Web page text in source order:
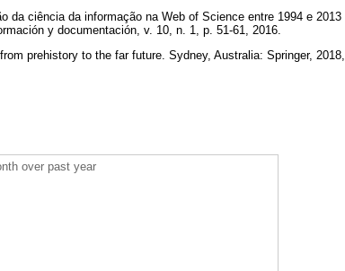
da ciência da informação na Web of Science entre 1994 e 2013
y documentación, v. 10, n. 1, p. 51-61, 2016.
prehistory to the far future. Sydney, Australia: Springer, 2018,
over past year